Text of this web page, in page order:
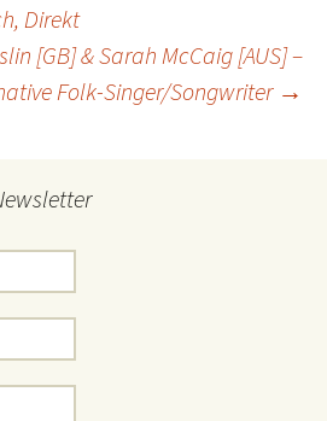
Direkt
[GB] & Sarah McCaig [AUS] –
Folk-Singer/Songwriter →